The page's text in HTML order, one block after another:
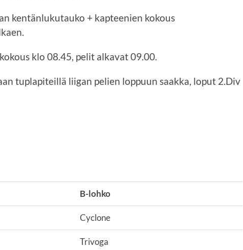
kentänlukutauko + kapteenien kokous
klo 08.45, pelit alkavat 09.00.
tuplapiteillä liigan pelien loppuun saakka, loput 2.Div
B-lohko
Cyclone
Trivoga